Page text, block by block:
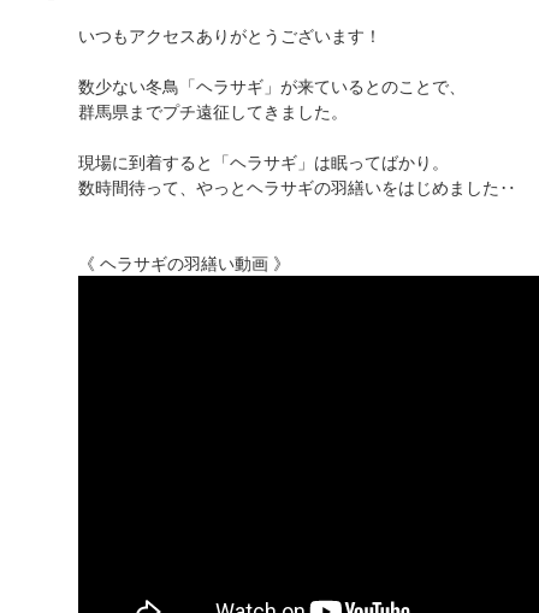
いつもアクセスありがとうございます！
数少ない冬鳥「ヘラサギ」が来ているとのことで、
群馬県までプチ遠征してきました。
現場に到着すると「ヘラサギ」は眠ってばかり。
数時間待って、やっとヘラサギの羽繕いをはじめました‥
《 ヘラサギの羽繕い動画 》